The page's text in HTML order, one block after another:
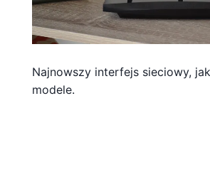
Najnowszy interfejs sieciowy,
modele.